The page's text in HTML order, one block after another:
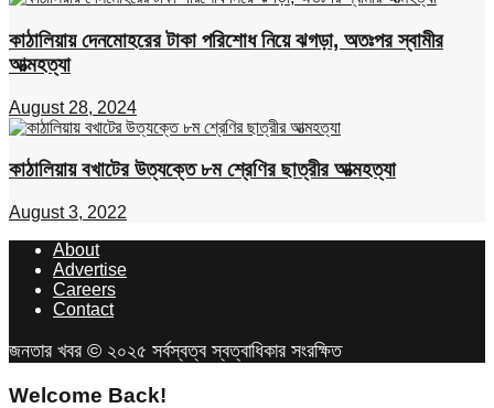
কাঠালিয়ায় দেনমোহরের টাকা পরিশোধ নিয়ে ঝগড়া, অতঃপর স্বামীর
আত্মহত্যা
August 28, 2024
কাঠালিয়ায় বখাটের উত্যক্তে ৮ম শ্রেণির ছাত্রীর আত্মহত্যা
August 3, 2022
About
Advertise
Careers
Contact
জনতার খবর © ২০২৫ সর্বস্বত্ব স্বত্বাধিকার সংরক্ষিত
Welcome Back!